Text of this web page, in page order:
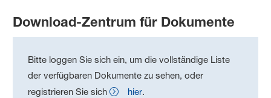
Download-Zentrum für Dokumente
Bitte loggen Sie sich ein, um die vollständige Liste
der verfügbaren Dokumente zu sehen, oder
registrieren Sie sich
hier.